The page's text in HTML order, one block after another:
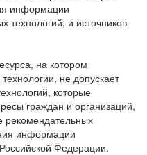
информации
технологий, и источников
на котором
не допускает
которые
граждан и организаций,
рекомендательных
информации
Федерации.